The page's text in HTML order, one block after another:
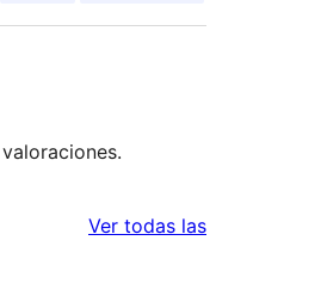
Ver todas lasvaloraciones